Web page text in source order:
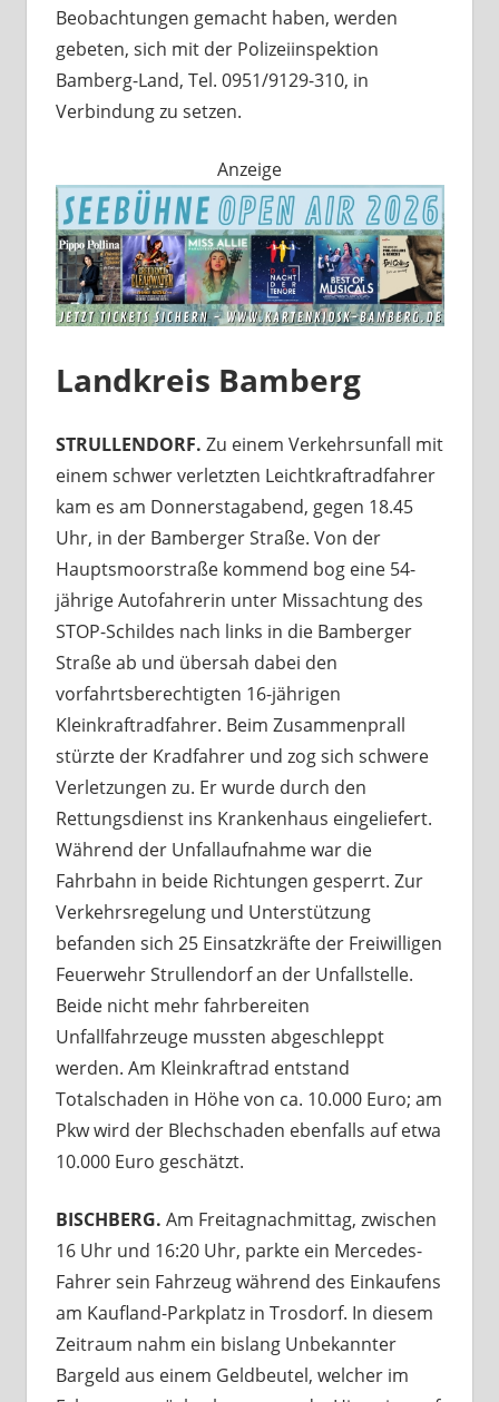
Beobachtungen gemacht haben, werden
gebeten, sich mit der Polizeiinspektion
Bamberg-Land, Tel. 0951/9129-310, in
Verbindung zu setzen.
Anzeige
Landkreis Bamberg
STRULLENDORF. Zu einem Verkehrsunfall mit
einem schwer verletzten Leichtkraftradfahrer
kam es am Donnerstagabend, gegen 18.45
Uhr, in der Bamberger Straße. Von der
Hauptsmoorstraße kommend bog eine 54-
jährige Autofahrerin unter Missachtung des
STOP-Schildes nach links in die Bamberger
Straße ab und übersah dabei den
vorfahrtsberechtigten 16-jährigen
Kleinkraftradfahrer. Beim Zusammenprall
stürzte der Kradfahrer und zog sich schwere
Verletzungen zu. Er wurde durch den
Rettungsdienst ins Krankenhaus eingeliefert.
Während der Unfallaufnahme war die
Fahrbahn in beide Richtungen gesperrt. Zur
Verkehrsregelung und Unterstützung
befanden sich 25 Einsatzkräfte der Freiwilligen
Feuerwehr Strullendorf an der Unfallstelle.
Beide nicht mehr fahrbereiten
Unfallfahrzeuge mussten abgeschleppt
werden. Am Kleinkraftrad entstand
Totalschaden in Höhe von ca. 10.000 Euro; am
Pkw wird der Blechschaden ebenfalls auf etwa
10.000 Euro geschätzt.
BISCHBERG. Am Freitagnachmittag, zwischen
16 Uhr und 16:20 Uhr, parkte ein Mercedes-
Fahrer sein Fahrzeug während des Einkaufens
am Kaufland-Parkplatz in Trosdorf. In diesem
Zeitraum nahm ein bislang Unbekannter
Bargeld aus einem Geldbeutel, welcher im